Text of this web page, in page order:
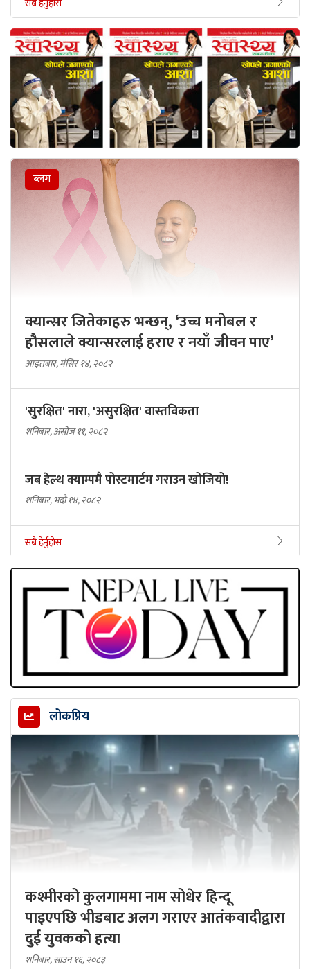
ब्लग
क्यान्सर जितेकाहरु भन्छन्, ‘उच्च मनोबल र
हौसलाले क्यान्सरलाई हराए र नयाँ जीवन पाए’
आइतबार, मंसिर १४, २०८२
'सुरक्षित' नारा, 'असुरक्षित' वास्तविकता
शनिबार, असोज ११, २०८२
जब हेल्थ क्याम्पमै पोस्टमार्टम गराउन खोजियो!
शनिबार, भदौ १४, २०८२
सबै हेर्नुहोस
लोकप्रिय
कश्मीरको कुलगाममा नाम सोधेर हिन्दू
पाइएपछि भीडबाट अलग गराएर आतंकवादीद्वारा
दुई युवकको हत्या
शनिबार, साउन १६, २०८३